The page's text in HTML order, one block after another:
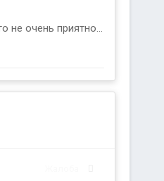
не очень приятно...